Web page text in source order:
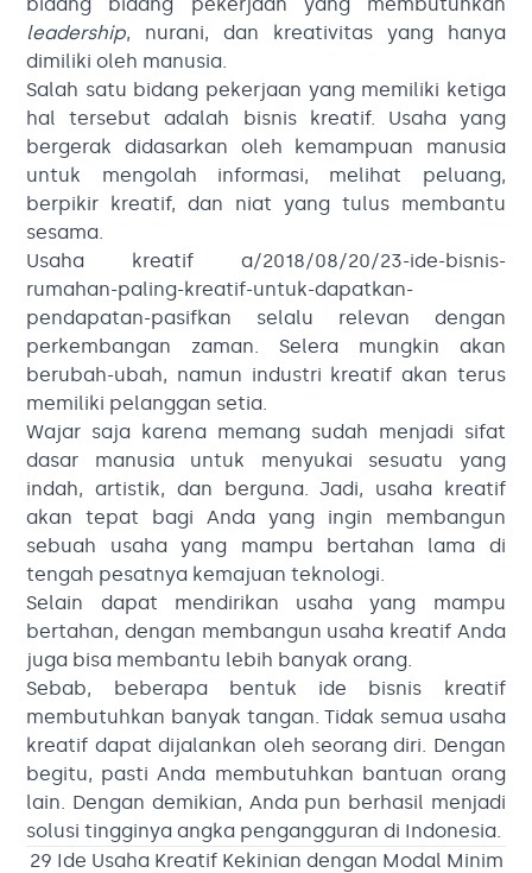
leadership, nurani, dan kreativitas yang hanya
dimiliki oleh manusia.
Salah satu bidang pekerjaan yang memiliki ketiga
hal tersebut adalah bisnis kreatif. Usaha yang
bergerak didasarkan oleh kemampuan manusia
untuk mengolah informasi, melihat peluang,
berpikir kreatif, dan niat yang tulus membantu
sesama.
Usaha kreatif a/2018/08/20/23-ide-bisnis-
rumahan-paling-kreatif-untuk-dapatkan-
pendapatan-pasifkan selalu relevan dengan
perkembangan zaman. Selera mungkin akan
berubah-ubah, namun industri kreatif akan terus
memiliki pelanggan setia.
Wajar saja karena memang sudah menjadi sifat
dasar manusia untuk menyukai sesuatu yang
indah, artistik, dan berguna. Jadi, usaha kreatif
akan tepat bagi Anda yang ingin membangun
sebuah usaha yang mampu bertahan lama di
tengah pesatnya kemajuan teknologi.
Selain dapat mendirikan usaha yang mampu
bertahan, dengan membangun usaha kreatif Anda
juga bisa membantu lebih banyak orang.
Sebab, beberapa bentuk ide bisnis kreatif
membutuhkan banyak tangan. Tidak semua usaha
kreatif dapat dijalankan oleh seorang diri. Dengan
begitu, pasti Anda membutuhkan bantuan orang
lain. Dengan demikian, Anda pun berhasil menjadi
solusi tingginya angka pengangguran di Indonesia.
29 Ide Usaha Kreatif Kekinian dengan Modal Minim